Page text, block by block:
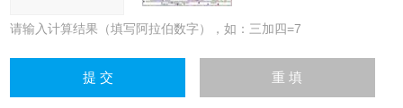
请输入计算结果（填写阿拉伯数字），如：三加四=7